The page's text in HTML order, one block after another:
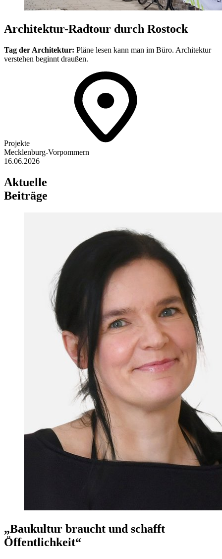
Architektur-Radtour durch Rostock
Tag der Architektur: Pläne lesen kann man im Büro. Architektur
verstehen beginnt draußen.
Projekte
Mecklenburg-Vorpommern
16.06.2026
Aktuelle
Beiträge
„Baukultur braucht und schafft
Öffentlichkeit“